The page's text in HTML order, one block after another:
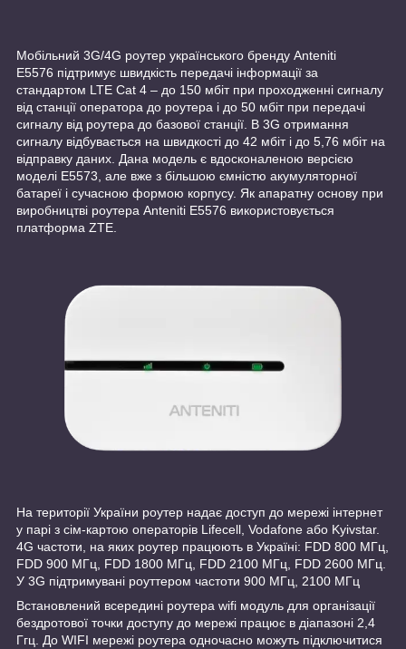
Мобільний 3G/4G роутер українського бренду Anteniti
E5576 підтримує швидкість передачі інформації за
стандартом LTE Cat 4 – до 150 мбіт при проходженні сигналу
від станції оператора до роутера і до 50 мбіт при передачі
сигналу від роутера до базової станції. В 3G отримання
сигналу відбувається на швидкості до 42 мбіт і до 5,76 мбіт на
відправку даних. Дана модель є вдосконаленою версією
моделі E5573, але вже з більшою ємністю акумуляторної
батареї і сучасною формою корпусу. Як апаратну основу при
виробництві роутера Anteniti E5576 використовується
платформа ZTE.
На території України роутер надає доступ до мережі інтернет
у парі з сім-картою операторів Lifecell, Vodafone або Kyivstar.
4G частоти, на яких роутер працюють в Україні: FDD 800 МГц,
FDD 900 МГц, FDD 1800 МГц, FDD 2100 МГц, FDD 2600 МГц.
У 3G підтримувані роуттером частоти 900 МГц, 2100 МГц
Встановлений всередині роутера wifi модуль для організації
бездротової точки доступу до мережі працює в діапазоні 2,4
Ггц. До WIFI мережі роутера одночасно можуть підключитися